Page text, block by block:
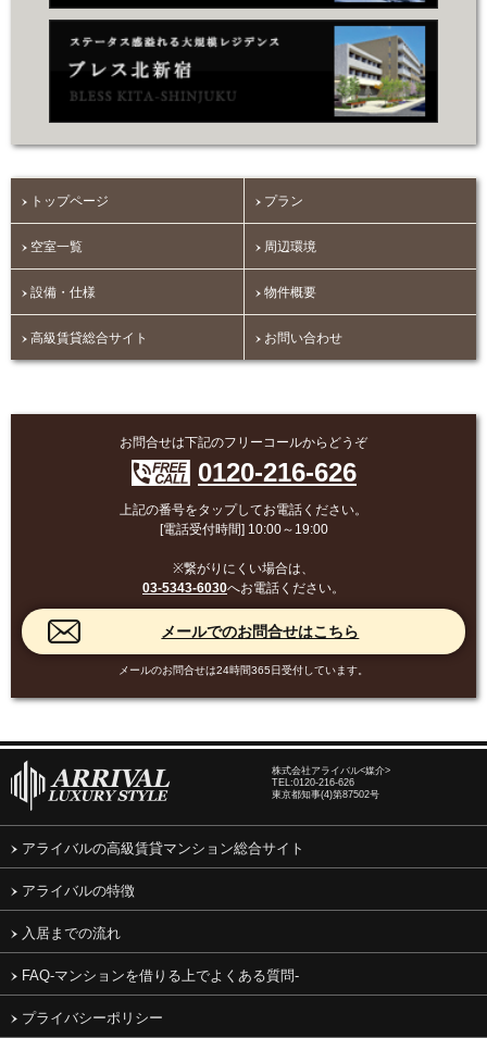
トップページ プラン
空室一覧 周辺環境
設備・仕様 物件概要
高級賃貸総合サイト お問い合わせ
お問合せは下記のフリーコールからどうぞ
0120-216-626
上記の番号をタップしてお電話ください。
[電話受付時間] 10:00～19:00
※繋がりにくい場合は、
03-5343-6030へお電話ください。
メールのお問合せは24時間365日受付しています。
株式会社アライバル<媒介>
TEL:0120-216-626
東京都知事(4)第87502号
アライバルの高級賃貸マンション総合サイト
アライバルの特徴
入居までの流れ
FAQ-マンションを借りる上でよくある質問-
プライバシーポリシー